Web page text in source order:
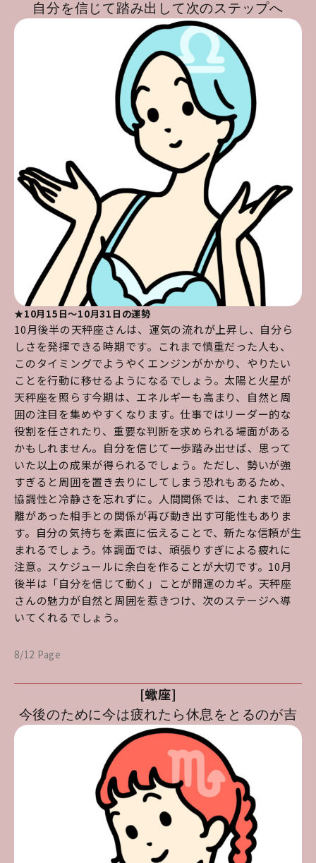
自分を信じて踏み出して次のステップへ
★10月15日～10月31日の運勢
10月後半の天秤座さんは、運気の流れが上昇し、自分ら
しさを発揮できる時期です。これまで慎重だった人も、
このタイミングでようやくエンジンがかかり、やりたい
ことを行動に移せるようになるでしょう。太陽と火星が
天秤座を照らす今期は、エネルギーも高まり、自然と周
囲の注目を集めやすくなります。仕事ではリーダー的な
役割を任されたり、重要な判断を求められる場面がある
かもしれません。自分を信じて一歩踏み出せば、思って
いた以上の成果が得られるでしょう。ただし、勢いが強
すぎると周囲を置き去りにしてしまう恐れもあるため、
協調性と冷静さを忘れずに。人間関係では、これまで距
離があった相手との関係が再び動き出す可能性もありま
す。自分の気持ちを素直に伝えることで、新たな信頼が生
まれるでしょう。体調面では、頑張りすぎによる疲れに
注意。スケジュールに余白を作ることが大切です。10月
後半は「自分を信じて動く」ことが開運のカギ。天秤座
さんの魅力が自然と周囲を惹きつけ、次のステージへ導
いてくれるでしょう。
8/12 Page
[蠍座]
今後のために今は疲れたら休息をとるのが吉